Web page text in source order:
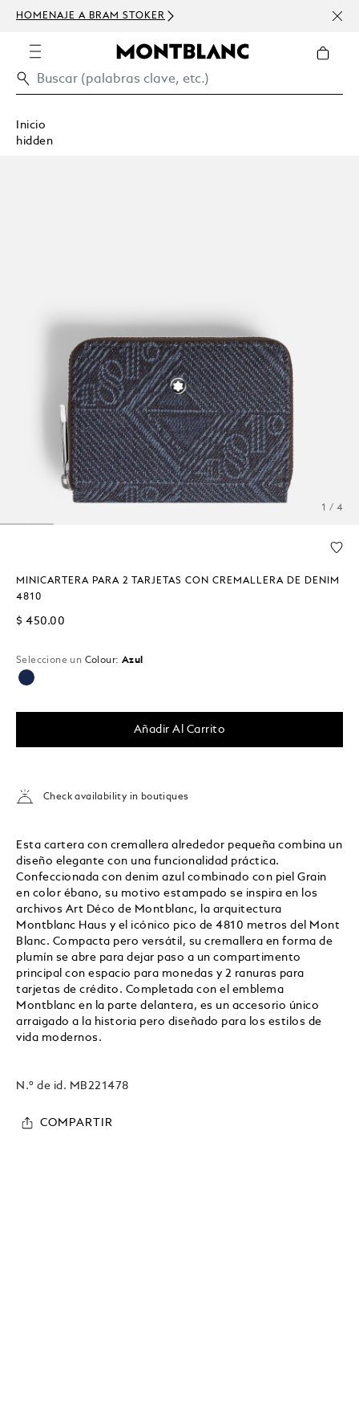
HOMENAJE A BRAM STOKER
USD
Inicio
hidden
1 / 4
MINICARTERA PARA 2 TARJETAS CON CREMALLERA DE DENIM
4810
$ 450.00
Seleccione un Colour: Azul
seleccionado
Añadir Al Carrito
Check availability in boutiques
Esta cartera con cremallera alrededor pequeña combina un
diseño elegante con una funcionalidad práctica.
Confeccionada con denim azul combinado con piel Grain
en color ébano, su motivo estampado se inspira en los
archivos Art Déco de Montblanc, la arquitectura
Montblanc Haus y el icónico pico de 4810 metros del Mont
Blanc. Compacta pero versátil, su cremallera en forma de
plumín se abre para dejar paso a un compartimento
principal con espacio para monedas y 2 ranuras para
tarjetas de crédito. Completada con el emblema
Montblanc en la parte delantera, es un accesorio único
arraigado a la historia pero diseñado para los estilos de
vida modernos.
N.º de id. MB221478
COMPARTIR